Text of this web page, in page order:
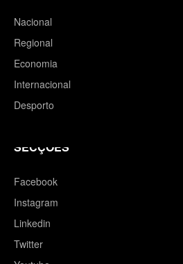
Nacional
Regional
Economia
Internacional
Desporto
SECÇÕES
Facebook
Instagram
Linkedin
Twitter